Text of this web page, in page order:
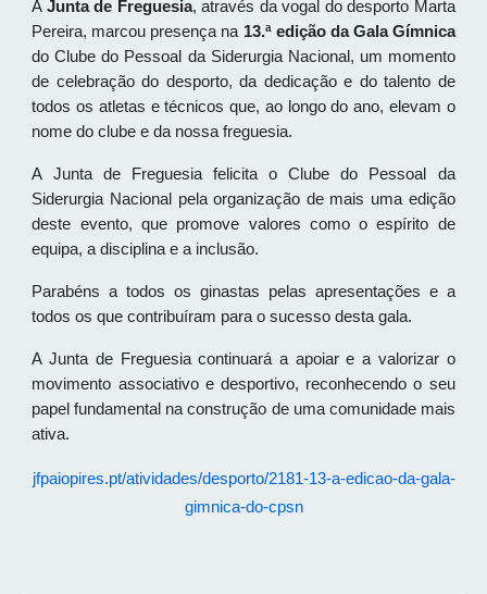
A Junta de Freguesia, através da vogal do desporto Marta
Pereira, marcou presença na 13.ª edição da Gala Gímnica
do Clube do Pessoal da Siderurgia Nacional, um momento
de celebração do desporto, da dedicação e do talento de
todos os atletas e técnicos que, ao longo do ano, elevam o
nome do clube e da nossa freguesia.
A Junta de Freguesia felicita o Clube do Pessoal da
Siderurgia Nacional pela organização de mais uma edição
deste evento, que promove valores como o espírito de
equipa, a disciplina e a inclusão.
Parabéns a todos os ginastas pelas apresentações e a
todos os que contribuíram para o sucesso desta gala.
A Junta de Freguesia continuará a apoiar e a valorizar o
movimento associativo e desportivo, reconhecendo o seu
papel fundamental na construção de uma comunidade mais
ativa.
jfpaiopires.pt/atividades/desporto/2181-13-a-edicao-da-gala-
gimnica-do-cpsn